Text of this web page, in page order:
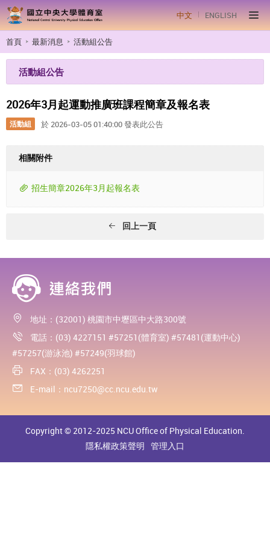
中文 ENGLISH
首頁 最新消息 活動組公告
活動組公告
2026年3月起運動推廣班課程簡章及報名表
活動組 於 2026-03-05 01:40:00 發表此公告
相關附件
招生簡章2026年3月起報名表
回上一頁
地址：(32001) 桃園市中壢區中大路300號
電話：(03) 4227151 #57251(體育室) #57481(運動中心)
#57257(游泳池) #57249(羽球館)
FAX：(03) 4262251
E-mail： ncu7250@cc.ncu.edu.tw
Copyright © 2012-2025 NCU Office of Physical Education.
隱私權政策聲明 管理入口